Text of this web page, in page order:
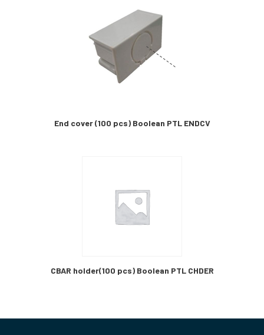
End cover (100 pcs) Boolean PTL ENDCV
CBAR holder(100 pcs) Boolean PTL CHDER